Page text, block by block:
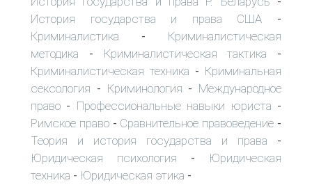
История государства и права США -
Криминалистика - Криминалистическая
методика - Криминалистическая тактика -
Криминалистическая техника - Криминальная
сексология - Криминология - Международное
право - Профессиональные навыки юриста -
Римское право- Сравнительное правоведение -
Теория и история государства и права -
Юридическая психология -
Юридическая
техника - Юридическая этика -